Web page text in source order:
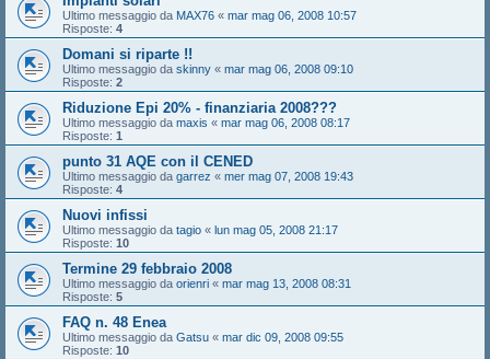
Ultimo messaggio da MAX76 « mar mag 06, 2008 10:57
Risposte: 4
Domani si riparte !!
Ultimo messaggio da skinny « mar mag 06, 2008 09:10
Risposte: 2
Riduzione Epi 20% - finanziaria 2008???
Ultimo messaggio da maxis « mar mag 06, 2008 08:17
Risposte: 1
punto 31 AQE con il CENED
Ultimo messaggio da garrez « mer mag 07, 2008 19:43
Risposte: 4
Nuovi infissi
Ultimo messaggio da tagio « lun mag 05, 2008 21:17
Risposte: 10
Termine 29 febbraio 2008
Ultimo messaggio da orienri « mar mag 13, 2008 08:31
Risposte: 5
FAQ n. 48 Enea
Ultimo messaggio da Gatsu « mar dic 09, 2008 09:55
Risposte: 10